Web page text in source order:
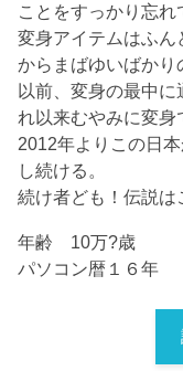
ことをすっかり忘れ
変身アイテムはふん
からまばゆいばかり
以前、変身の最中
れ以来むやみに変身
2012年よりこの日
し続ける。
続け者ども！伝説は
年齢 10万?歳
パソコン暦１６年